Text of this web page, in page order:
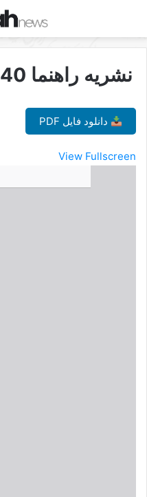
نشریه راهنما 40
دانلود فایل PDF
View Fullscreen